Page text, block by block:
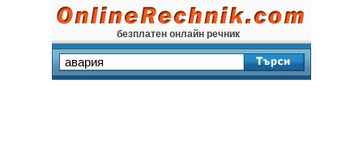
безплатен онлайн речник